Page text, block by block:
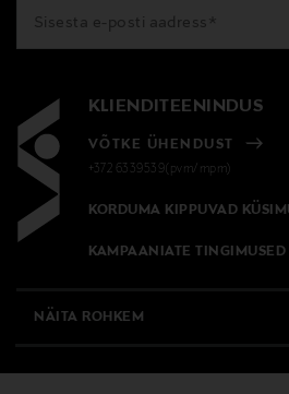
KLIENDITEENINDUS
VÕTKE ÜHENDUST
+372 6339539(pvm/mpm)
KORDUMA KIPPUVAD
KAMPAANIATE TINGIMUSED
NÄITA ROHKEM